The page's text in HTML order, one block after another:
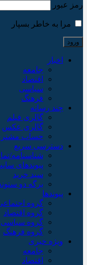
رمز عبور
مرا به خاطر بسپار
اخبار
جامعه
اقتصاد
سیاسی
فرهنگ
چند رسانه
گالری فیلم
گالری عکس
حساب
دسترسی سریع
شناسنامه/
پیوندهای
سبد خريد
برگه دو
پیوندها
گروه
گروه اقتصاد
گروه سیاسی
گروه فرهنگ
ویژه خبری
جامعه
اقتصاد